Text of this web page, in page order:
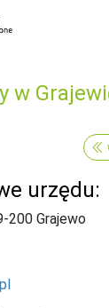
w
urzędu:
200 Grajewo